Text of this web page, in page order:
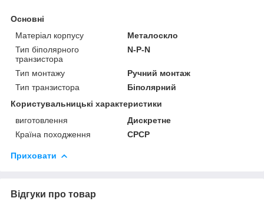
Основні
Матеріал корпусу
Металоскло
Тип біполярного
транзистора
N-P-N
Тип монтажу
Ручний монтаж
Тип транзистора
Біполярний
Користувальницькі характеристики
виготовлення
Дискретне
Країна походження
СРСР
Приховати
Відгуки про товар